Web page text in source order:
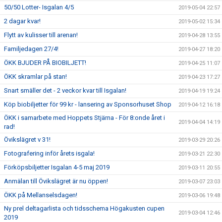
50/50 Lotter- Isgalan 4/5 2019-05-04 22:57
2 dagar kvar! 2019-05-02 15:34
Flytt av kulisser till arenan! 2019-04-28 13:55
Familjedagen 27/4! 2019-04-27 18:20
ÖKK BJUDER PÅ BIOBILJETT! 2019-04-25 11:07
ÖKK skramlar på stan! 2019-04-23 17:27
Snart smäller det - 2 veckor kvar till Isgalan! 2019-04-19 19:24
Köp biobiljetter för 99 kr - lansering av Sponsorhuset Shop 2019-04-12 16:18
ÖKK i samarbete med Hoppets Stjärna - För 8:onde året i
rad!
2019-04-04 14:19
Övikslägret v 31! 2019-03-29 20:26
Fotografering inför årets isgala! 2019-03-21 22:30
Förköpsbiljetter Isgalan 4-5 maj 2019 2019-03-11 20:55
Anmälan till Övikslägret är nu öppen! 2019-03-07 23:03
ÖKK på Mellanselsdagen! 2019-03-06 19:48
Ny prel deltagarlista och tidsschema Högakusten cupen
2019
2019-03-04 12:46